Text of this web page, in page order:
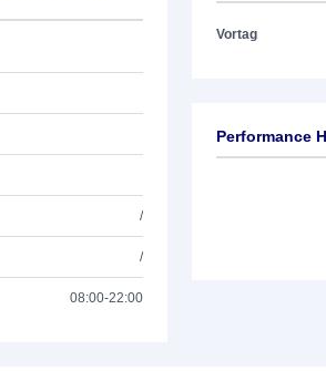
/
/
08:00-22:00
Vortag
Performance